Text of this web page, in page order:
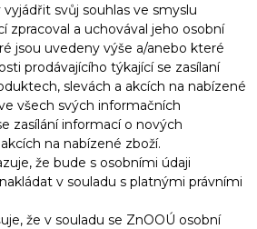
svůj souhlas ve smyslu
zpracoval a uchovával jeho osobní
jsou uvedeny výše a/anebo které
prodávajícího týkající se zasílaní
slevách a akcích na nabízené
všech svých informačních
zasílání informací o nových
na nabízené zboží.
že bude s osobními údaji
v souladu s platnými právními
že v souladu se ZnOOÚ osobní